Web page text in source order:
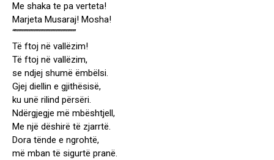
Me shaka te pa verteta!
Marjeta Musaraj! Mosha!
“”””””””””””””””””””””””””
Të ftoj në vallëzim!
Të ftoj në vallëzim,
se ndjej shumë ëmbëlsi.
Gjej diellin e gjithësisë,
ku unë rilind përsëri.
Ndërgjegje më mbështjell,
Me një dëshirë të zjarrtë.
Dora tënde e ngrohtë,
më mban të sigurtë pranë.